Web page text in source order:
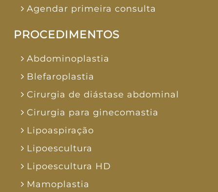
Agendar primeira consulta
PROCEDIMENTOS
Abdominoplastia
Blefaroplastia
Cirurgia de diástase abdominal
Cirurgia para ginecomastia
Lipoaspiração
Lipoescultura
Lipoescultura HD
Mamoplastia